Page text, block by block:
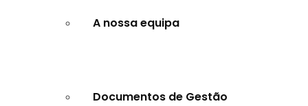
A nossa equipa
Documentos de Gestão